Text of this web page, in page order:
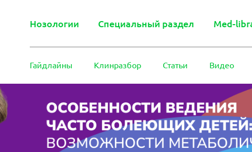
Нозологии Специальный раздел Med-
Гайдлайны Клинразбор Статьи Видео